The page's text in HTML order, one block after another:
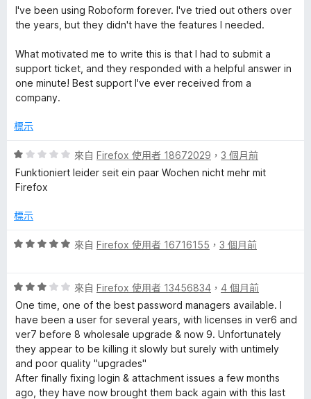
，
滿
5
分
價
5
，
滿
分
5
I've been using Roboform forever. I've tried out others over
the years, but they didn't have the features I needed.
What motivated me to write this is that I had to submit a
support ticket, and they responded with a helpful answer in
one minute! Best support I've ever received from a
company.
標示
評
價
1
，
分
來自 Firefox 使用者 18672029 ， 3 個月前
Funktioniert leider seit ein paar Wochen nicht mehr mit
Firefox
標示
評
分
，
滿
分
5
分
來自 Firefox 使用者 16716155 ， 3 個月前
評
價
3
分
，
滿
分
5
來自 Firefox 使用者 13456834 ， 4 個月前
One time, one of the best password managers available. I
have been a user for several years, with licenses in ver6 and
ver7 before 8 wholesale upgrade & now 9. Unfortunately
they appear to be killing it slowly but surely with untimely
and poor quality "upgrades"
After finally fixing login & attachment issues a few months
ago, they have now brought them back again with this last